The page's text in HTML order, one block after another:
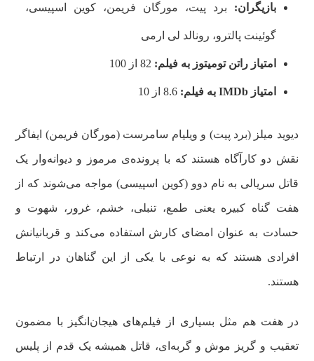
بازیگران: برد پیت، مورگان فریمن، کوین اسپیسی،
گوئینت پالترو، رونالد لی ارمی
امتیاز راتن تومیتوز به فیلم:
امتیاز IMDbبه فیلم:
دیوید میلز (برد پیت) و ویلیام سامرست (مورگان فریمن) ایفاگر
نقش دو کارآگاه هستند که با پرونده‌ی مرموز و دیوانه‌وار یک
قاتل سریالی به نام دوو (کوین اسپیسی) مواجه می‌شوند که از
هفت گناه کبیره یعنی طمع، تنبلی، خشم، غرور، شهوت و
حسادت به عنوان امضای کارش استفاده می‌کند و قربانیانش
افرادی هستند که به نوعی با یکی از این گناهان در ارتباط
هستند.
در هفت هم مثل بسیاری از فیلم‌های هیجان‌انگیز با مضمون
تعقیب و گریز موش و گربه‌ای، قاتل همیشه یک قدم از پلیس